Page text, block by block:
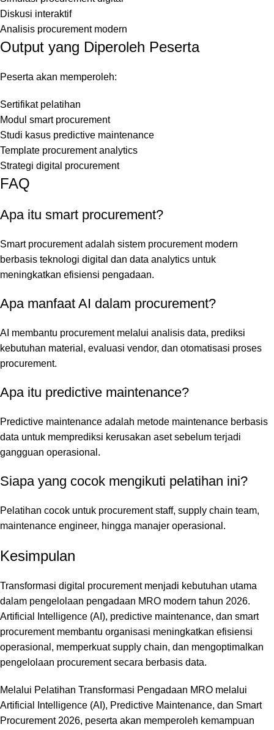
Diskusi interaktif
Analisis procurement modern
Output yang Diperoleh Peserta
Peserta akan memperoleh:
Sertifikat pelatihan
Modul smart procurement
Studi kasus predictive maintenance
Template procurement analytics
Strategi digital procurement
FAQ
Apa itu smart procurement?
Smart procurement adalah sistem procurement modern
berbasis teknologi digital dan data analytics untuk
meningkatkan efisiensi pengadaan.
Apa manfaat AI dalam procurement?
AI membantu procurement melalui analisis data, prediksi
kebutuhan material, evaluasi vendor, dan otomatisasi proses
procurement.
Apa itu predictive maintenance?
Predictive maintenance adalah metode maintenance berbasis
data untuk memprediksi kerusakan aset sebelum terjadi
gangguan operasional.
Siapa yang cocok mengikuti pelatihan ini?
Pelatihan cocok untuk procurement staff, supply chain team,
maintenance engineer, hingga manajer operasional.
Kesimpulan
Transformasi digital procurement menjadi kebutuhan utama
dalam pengelolaan pengadaan MRO modern tahun 2026.
Artificial Intelligence (AI), predictive maintenance, dan smart
procurement membantu organisasi meningkatkan efisiensi
operasional, memperkuat supply chain, dan mengoptimalkan
pengelolaan procurement secara berbasis data.
Melalui Pelatihan Transformasi Pengadaan MRO melalui
Artificial Intelligence (AI), Predictive Maintenance, dan Smart
Procurement 2026, peserta akan memperoleh kemampuan